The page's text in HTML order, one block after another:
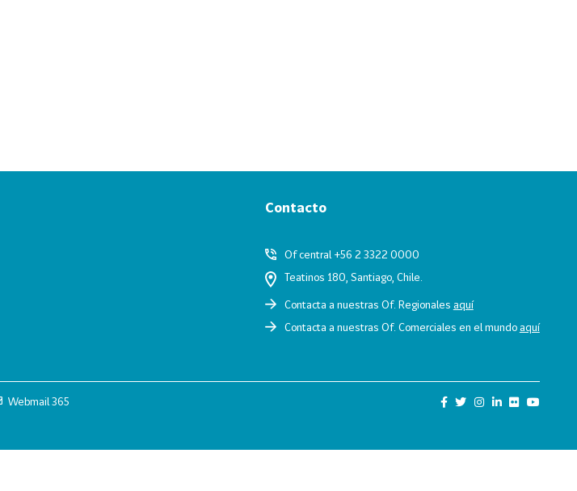
Contacto
Of central +56 2 3322 0000
Teatinos 180, Santiago, Chile.
Contacta a nuestras Of. Regionales aquí
Contacta a nuestras Of. Comerciales en el mundoaquí
Webmail 365